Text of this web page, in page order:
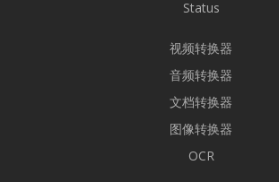
Status
视频转换器
音频转换器
文档转换器
图像转换器
OCR